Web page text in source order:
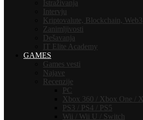
Istraživanja
Intervju
Kriptovalute, Blockchain, Web3
Zanimljivosti
Dešavanja
IT Elite Academy
GAMES
Games vesti
Najave
Recenzije
PC
Xbox 360 / Xbox One /
PS3 / PS4 / PS5
Wii / Wii U / Switch